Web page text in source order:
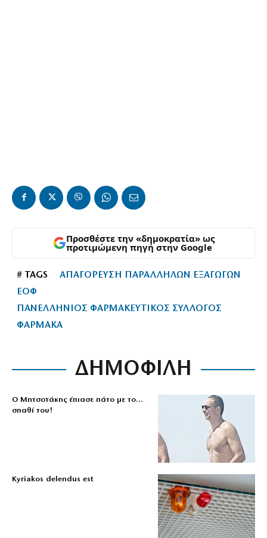
Προσθέστε την «δημοκρατία» ως
προτιμώμενη πηγή στην Google
# TAGS
ΑΠΑΓΟΡΕΥΣΗ ΠΑΡΑΛΛΗΛΩΝ ΕΞΑΓΩΓΩΝ
ΕΟΦ
ΠΑΝΕΛΛΗΝΙΟΣ ΦΑΡΜΑΚΕΥΤΙΚΟΣ ΣΥΛΛΟΓΟΣ
ΦΑΡΜΑΚΑ
ΔΗΜΟΦΙΛΗ
Ο Μητσοτάκης έπιασε πάτο με το…
σπαθί του!
Kyriakos delendus est